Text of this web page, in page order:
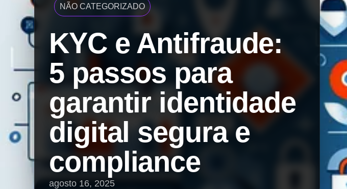
NÃO CATEGORIZADO
KYC e Antifraude:
5 passos para
garantir identidade
digital segura e
compliance
agosto 16, 2025